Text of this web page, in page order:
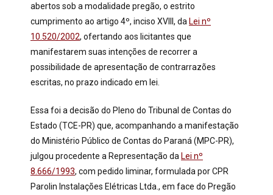
abertos sob a modalidade pregão, o estrito
cumprimento ao artigo 4º, inciso XVIII, da Lei nº
10.520/2002, ofertando aos licitantes que
manifestarem suas intenções de recorrer a
possibilidade de apresentação de contrarrazões
escritas, no prazo indicado em lei.
Essa foi a decisão do Pleno do Tribunal de Contas do
Estado (TCE-PR) que, acompanhando a manifestação
do Ministério Público de Contas do Paraná (MPC-PR),
julgou procedente a Representação da Lei nº
8.666/1993, com pedido liminar, formulada por CPR
Parolin Instalações Elétricas Ltda., em face do Pregão